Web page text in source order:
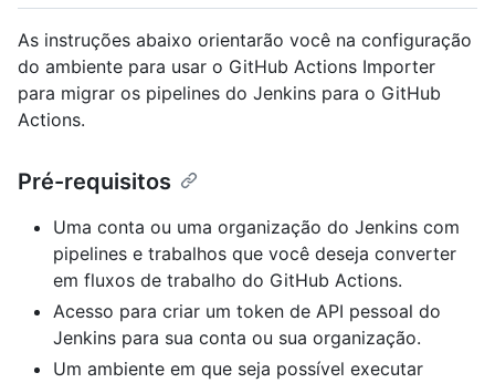
As instruções abaixo orientarão você na configuração
do ambiente para usar o GitHub Actions Importer
para migrar os pipelines do Jenkins para o GitHub
Actions.
Pré-requisitos
Uma conta ou uma organização do Jenkins com
pipelines e trabalhos que você deseja converter
em fluxos de trabalho do GitHub Actions.
Acesso para criar um token de API pessoal do
Jenkins para sua conta ou sua organização.
Um ambiente em que seja possível executar